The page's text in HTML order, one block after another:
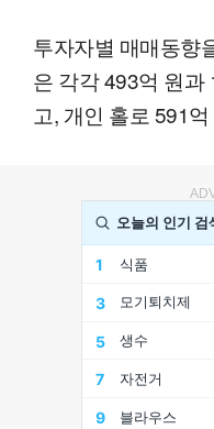
투자자별 매매동향
은 각각 493억 원과
고, 개인 홀로 591